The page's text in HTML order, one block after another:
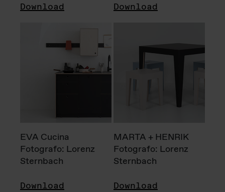
Download Download
EVA Cucina
Fotografo: Lorenz
Sternbach
Download
MARTA + HENRIK
Fotografo: Lorenz
Sternbach
Download